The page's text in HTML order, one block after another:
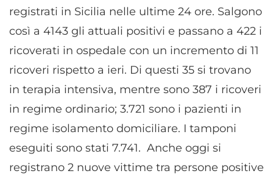
registrati in Sicilia nelle ultime 24 ore. Salgono
così a 4143 gli attuali positivi e passano a 422 i
ricoverati in ospedale con un incremento di 11
ricoveri rispetto a ieri. Di questi 35 si trovano
in terapia intensiva, mentre sono 387 i ricoveri
in regime ordinario; 3.721 sono i pazienti in
regime isolamento domiciliare. I tamponi
eseguiti sono stati 7.741. Anche oggi si
registrano 2 nuove vittime tra persone positive